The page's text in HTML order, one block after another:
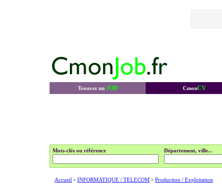
Trouvez un JOB CmonCV
Mots-clés ou référence Département, ville...
Accueil > INFORMATIQUE / TELECOM> Production / Exploitation